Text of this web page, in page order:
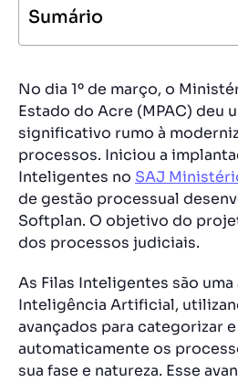
Sumário
No dia 1º de março, o
Estado do Acre (MPAC) deu
significativo rumo à
processos. Iniciou a
Inteligentes no SAJ Minist
de gestão processual
Softplan. O objetivo do
dos processos judiciais.
As Filas Inteligentes são
Inteligência Artificial,
avançados para categorizar
automaticamente os
sua fase e natureza. Esse